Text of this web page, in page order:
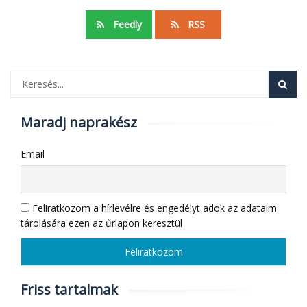
Feedly RSS
Maradj naprakész
Email
Feliratkozom a hírlevélre és engedélyt adok az adataim
tárolására ezen az űrlapon keresztül
Friss tartalmak